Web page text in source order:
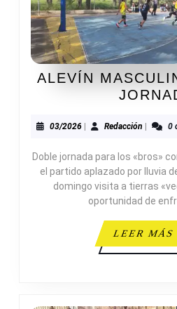
ALEVÍN
03/202603/2026
| Redacción | 0
Doble jornada para los «bros»
el partido aplazado por lluvia
domingo visita a tierras
oportunidad de
LEER MÁS